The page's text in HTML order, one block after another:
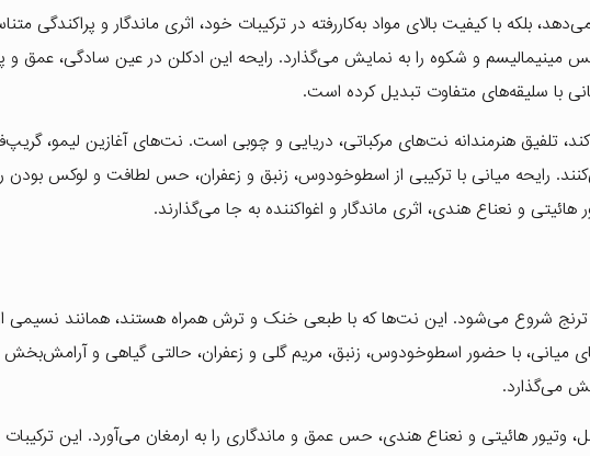
بلکه با کیفیت بالای مواد به‌کاررفته در ترکیبات خود، اثری ماندگار و پراکندگی
و شکوه را به نمایش می‌گذارد. رایحه این ادکلن در عین سادگی، عمق و
با سلیقه‌های متفاوت تبدیل کرده است.
تلفیق هنرمندانه نت‌های مرکباتی، دریایی و چوبی است. نت‌های آغازین لیمو،
رایحه میانی با ترکیبی از اسطوخودوس، زنبق و زعفران، حس لطافت و لوکس بودن
و نعناع هندی، اثری ماندگار و اغواکننده به جا می‌گذارند.
و ترنج شروع می‌شود. این نت‌ها که با طبعی خنک و ترش همراه هستند، همانند نسیمی
میانی، با حضور اسطوخودوس، زنبق، مریم گلی و زعفران، حالتی گیاهی و آرامش‌بخش
می‌گذارد.
وتیور هائیتی و نعناع هندی، حس عمق و ماندگاری را به ارمغان می‌آورد. این ترکیبات